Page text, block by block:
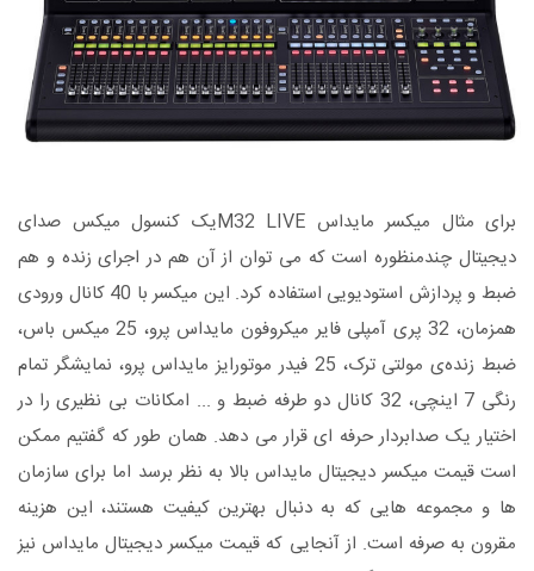
برای مثال میکسر مایداس M32 LIVEیک کنسول میکس صدای
دیجیتال چندمنظوره است که می توان از آن هم در اجرای زنده و هم
ضبط و پردازش استودیویی استفاده کرد. این میکسر با 40 کانال ورودی
همزمان، 32 پری آمپلی فایر میکروفون مایداس پرو، 25 میکس باس،
ضبط زنده‌ی مولتی ترک، 25 فیدر موتورایز مایداس پرو، نمایشگر تمام
رنگی 7 اینچی، 32 کانال دو طرفه ضبط و ... امکانات بی نظیری را در
اختیار یک صدابردار حرفه ای قرار می دهد. همان طور که گفتیم ممکن
است قیمت میکسر دیجیتال مایداس بالا به نظر برسد اما برای سازمان
ها و مجموعه هایی که به دنبال بهترین کیفیت هستند، این هزینه
مقرون به صرفه است. از آنجایی که قیمت میکسر دیجیتال مایداس نیز